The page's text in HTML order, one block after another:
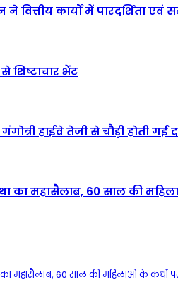
वित्तीय कार्यों में पारदर्शिता एवं
शिष्टाचार भेंट
हाईवे तेजी से चौड़ी होती गई
का महासैलाब, 60 साल की
महासैलाब, 60 साल की महिलाओं के कंधों